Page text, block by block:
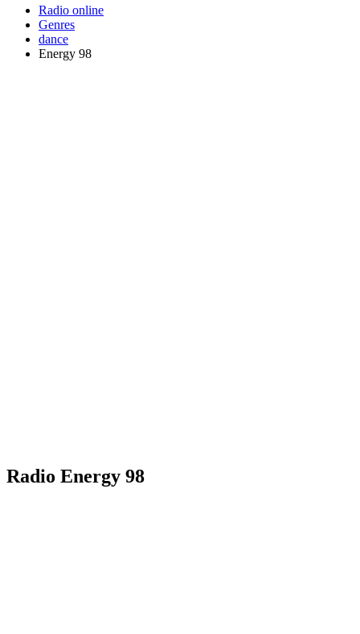
Radio online
Genres
dance
Energy 98
Radio Energy 98